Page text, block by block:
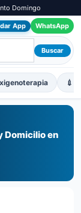
Domingo
App WhatsApp
Buscar
💉
Domicilio en